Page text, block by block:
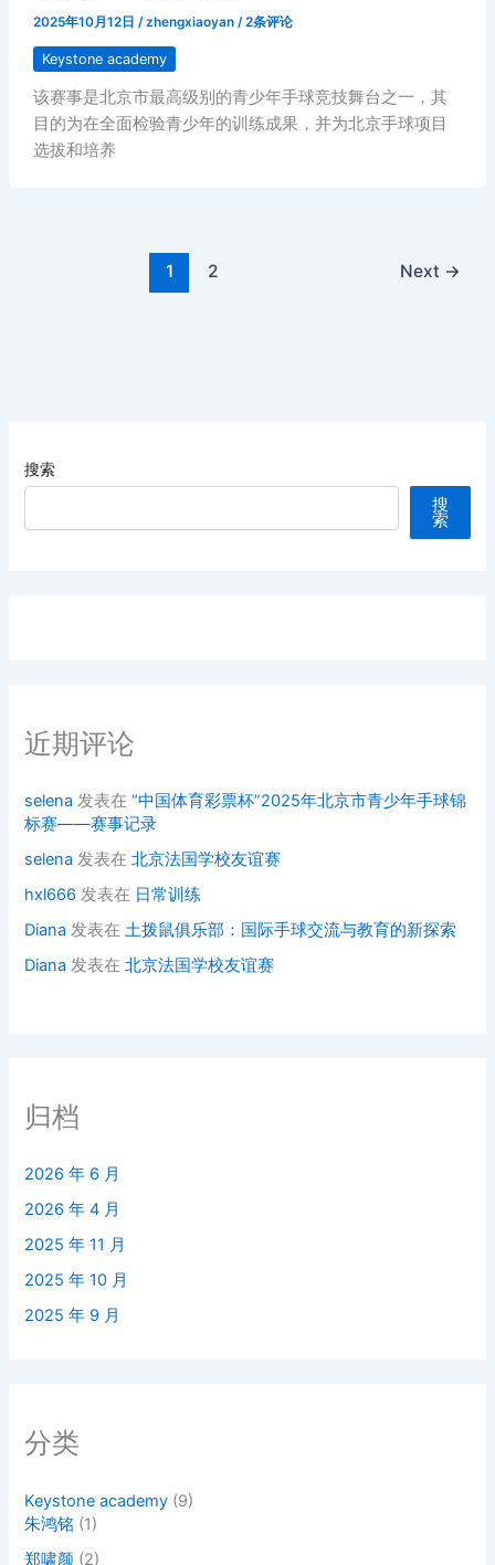
2025年10月12日 /zhengxiaoyan /2条评论
Keystone academy
该赛事是北京市最高级别的青少年手球竞技舞台之一，其
目的为在全面检验青少年的训练成果，并为北京手球项目
选拔和培养
1 2 Next →
搜索
搜
索
近期评论
selena 发表在“中国体育彩票杯”2025年北京市青少年手球锦
标赛——赛事记录
selena 发表在北京法国学校友谊赛
hxl666 发表在 日常训练
Diana 发表在土拨鼠俱乐部：国际手球交流与教育的新探索
Diana 发表在北京法国学校友谊赛
归档
2026 年 6 月
2026 年 4 月
2025 年 11 月
2025 年 10 月
2025 年 9 月
分类
Keystone academy (9)
朱鸿铭 (1)
郑啸颜 (2)